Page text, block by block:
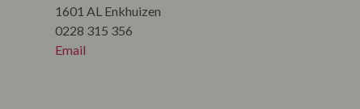
1601 AL Enkhuizen
0228 315 356
Email